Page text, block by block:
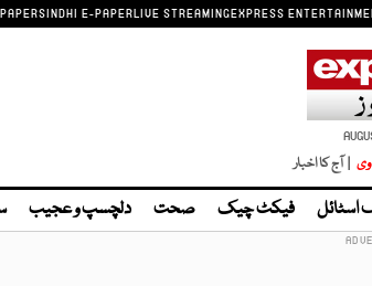
SINDHI E-PAPERLIVE STREAMINGEXPRESS
وی | آج کا اخبار
اسٹائل فیکٹ چیک صحت دلچسپ و عجیب